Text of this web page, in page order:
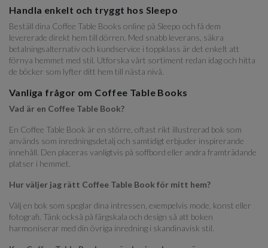
Handla enkelt och tryggt hos Sleepo
Beställ dina Coffee Table Books online på Sleepo och få dem
levererade direkt hem till dörren. Med snabb leverans, säkra
betalningsalternativ och kundservice i toppklass är det enkelt att
förnya hemmet med stil. Utforska vårt sortiment redan idag och hitta
de böcker som lyfter ditt hem till nästa nivå.
Vanliga frågor om Coffee Table Books
Vad är en Coffee Table Book?
En Coffee Table Book är en större, oftast rikt illustrerad bok som
används som inredningsdetalj och samtidigt erbjuder inspirerande
innehåll. Den placeras vanligtvis på soffbord eller andra framträdande
platser i hemmet.
Hur väljer jag rätt Coffee Table Book för mitt hem?
Välj en bok som speglar dina intressen, exempelvis mode, konst eller
fotografi. Tänk också på färgskala och design så att boken
harmoniserar med din övriga inredning i skandinavisk stil.